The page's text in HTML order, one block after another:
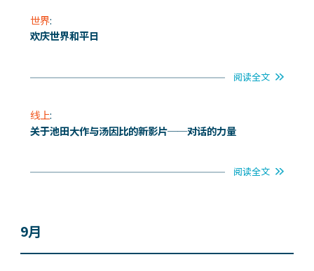
世界:
欢庆世界和平日
阅读全文
线上:
关于池田大作与汤因比的新影片──对话的力量
阅读全文
9月